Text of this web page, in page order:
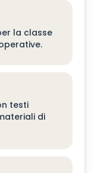
la classe
testi
di